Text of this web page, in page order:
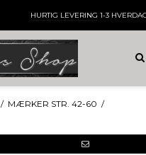
HURTIG LEVERING1-3 HVERDAGE
/ MÆRKER STR. 42-60 /